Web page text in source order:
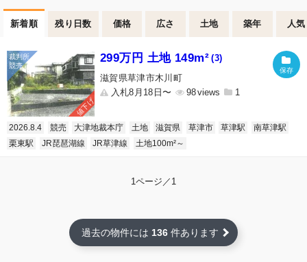
新着順 残り日数 価格 広さ 土地 築年 人気
値下げ
299万円 土地 149m² (3)
滋賀県草津市木川町
入札8月18日〜
98 1
2026.8.4 競売 大津地裁本庁 土地 滋賀県 草津市 草津駅
南草津駅
栗東駅
JR琵琶湖線 JR草津線 土地100m²～
1ページ／1
過去の物件には 136 件あります